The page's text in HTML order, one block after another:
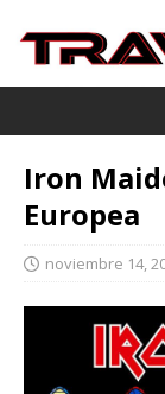
Iron
Europea
noviembre 14,